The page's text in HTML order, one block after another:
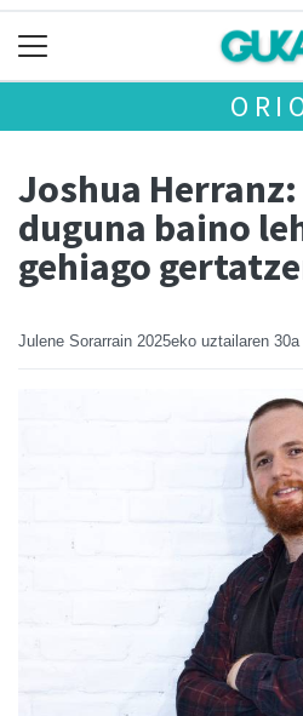
Joshua
duguna baino
gehiago
Julene Sorarrain 2025eko uztailaren 30a